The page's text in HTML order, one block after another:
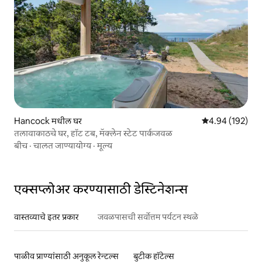
Hancock मधील घर 5 पैकी 4.94
4.94 (192)
तलावाकाठचे घर, हॉट टब, मॅक्लेन स्टेट पार्कजवळ
बीच·चालत जाण्यायोग्य·मूल्य
एक्सप्लोअर करण्यासाठी डेस्टिनेशन्स
वास्तव्याचे इतर प्रकार जवळपासची सर्वोत्तम पर्यटन स्थळे
पाळीव प्राण्यांसाठी अनुकूल रेन्टल्स बुटीक हॉटेल्स